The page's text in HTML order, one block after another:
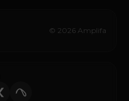
© 2026 Amplifa